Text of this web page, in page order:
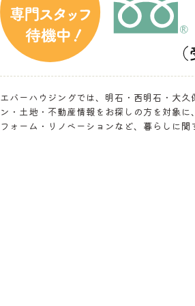
エバーハウジングでは、明石・西明石・大
ン・土地・不動産情報をお探しの方を対象
フォーム・リノベーションなど、暮らしに